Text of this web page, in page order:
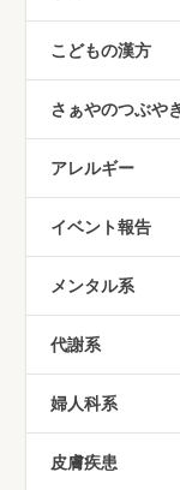
こどもの漢方
さぁやのつぶや
アレルギー
イベント報告
メンタル系
代謝系
婦人科系
皮膚疾患